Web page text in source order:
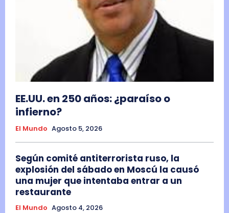
EE.UU. en 250 años: ¿paraíso o
infierno?
El Mundo Agosto 5, 2026
Según comité antiterrorista ruso, la
explosión del sábado en Moscú la causó
una mujer que intentaba entrar a un
restaurante
El Mundo Agosto 4, 2026